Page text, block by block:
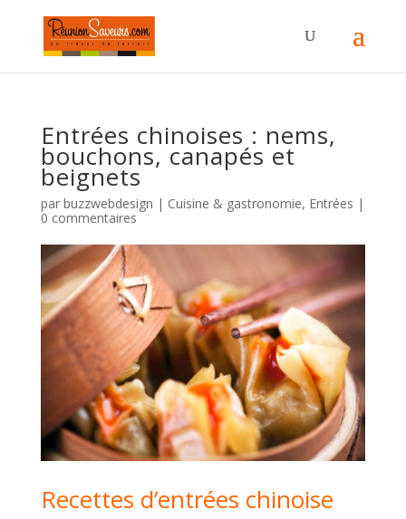
Entrées chinoises : nems,
bouchons, canapés et
beignets
par buzzwebdesign | Cuisine & gastronomie, Entrées |
0 commentaires
Recettes d’entrées chinoise